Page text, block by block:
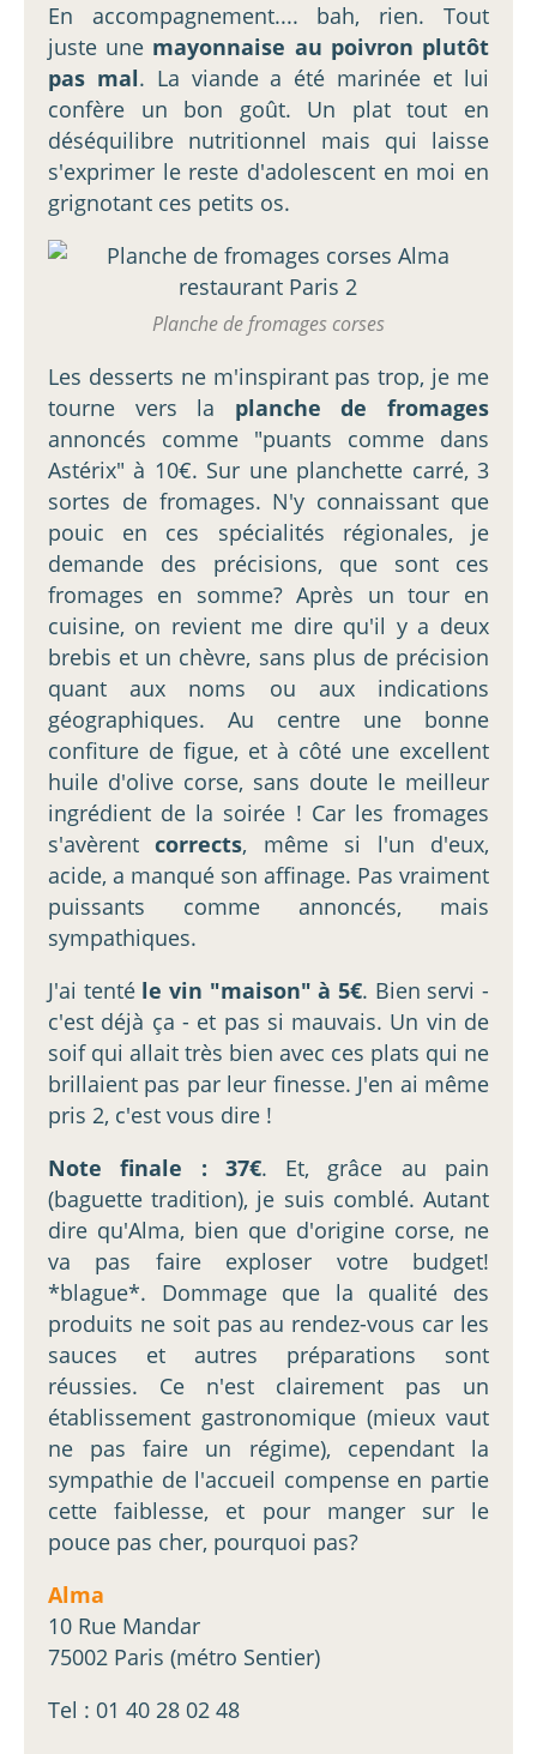
En accompagnement.... bah, rien. Tout
juste une mayonnaise au poivron plutôt
pas mal. La viande a été marinée et lui
confère un bon goût. Un plat tout en
déséquilibre nutritionnel mais qui laisse
s'exprimer le reste d'adolescent en moi en
grignotant ces petits os.
Planche de fromages corses
Les desserts ne m'inspirant pas trop, je me
tourne vers la planche de fromages
annoncés comme "puants comme dans
Astérix" à 10€. Sur une planchette carré, 3
sortes de fromages. N'y connaissant que
pouic en ces spécialités régionales, je
demande des précisions, que sont ces
fromages en somme? Après un tour en
cuisine, on revient me dire qu'il y a deux
brebis et un chèvre, sans plus de précision
quant aux noms ou aux indications
géographiques. Au centre une bonne
confiture de figue, et à côté une excellent
huile d'olive corse, sans doute le meilleur
ingrédient de la soirée ! Car les fromages
s'avèrentcorrects, même si l'un d'eux,
acide, a manqué son affinage. Pas vraiment
puissants comme annoncés, mais
sympathiques.
J'ai tenté le vin "maison" à 5€. Bien servi -
c'est déjà ça - et pas si mauvais. Un vin de
soif qui allait très bien avec ces plats qui ne
brillaient pas par leur finesse. J'en ai même
pris 2, c'est vous dire !
Note finale : 37€. Et, grâce au pain
(baguette tradition), je suis comblé. Autant
dire qu'Alma, bien que d'origine corse, ne
va pas faire exploser votre budget!
*blague*. Dommage que la qualité des
produits ne soit pas au rendez-vous car les
sauces et autres préparations sont
réussies. Ce n'est clairement pas un
établissement gastronomique (mieux vaut
ne pas faire un régime), cependant la
sympathie de l'accueil compense en partie
cette faiblesse, et pour manger sur le
pouce pas cher, pourquoi pas?
Alma
10 Rue Mandar
75002 Paris (métro Sentier)
Tel : 01 40 28 02 48